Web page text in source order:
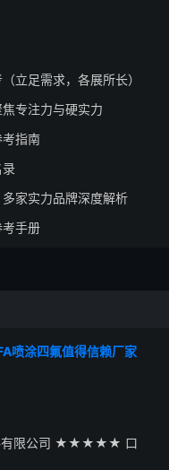
立足需求，各展所长）
专注力与硬实力
指南
录
家实力品牌深度解析
手册
喷涂四氟值得信赖厂家
有限公司 ★★★★★ 口